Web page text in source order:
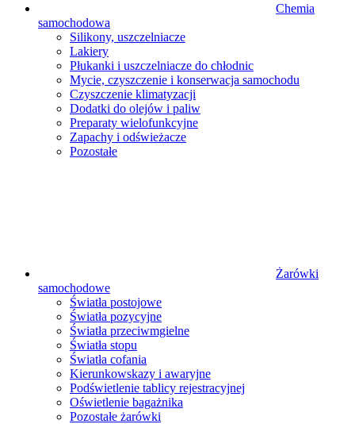
Chemia
samochodowa
Silikony, uszczelniacze
Lakiery
Płukanki i uszczelniacze do chłodnic
Mycie, czyszczenie i konserwacja samochodu
Czyszczenie klimatyzacji
Dodatki do olejów i paliw
Preparaty wielofunkcyjne
Zapachy i odświeżacze
Pozostałe
Żarówki
samochodowe
Światła postojowe
Światła pozycyjne
Światła przeciwmgielne
Światła stopu
Światła cofania
Kierunkowskazy i awaryjne
Podświetlenie tablicy rejestracyjnej
Oświetlenie bagażnika
Pozostałe żarówki